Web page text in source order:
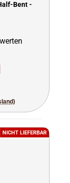
Bent -
NICHT LIEFERBAR